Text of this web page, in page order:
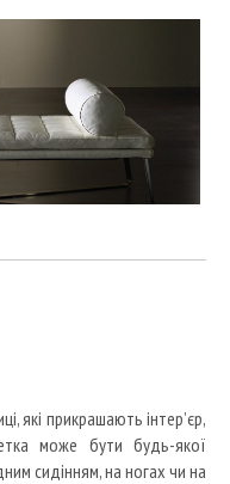
які прикрашають інтер’єр,
може бути будь-якої
сидінням, на ногах чи на